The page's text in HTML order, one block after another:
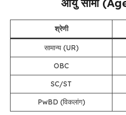
श्रेणी
सामान्य (UR)
OBC
SC/ST
PwBD (विकलांग)